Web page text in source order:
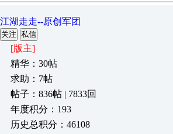
江湖走走--原创军团
关注 私信
[版主]
精华：30帖
求助：7帖
帖子：836帖 | 7833回
年度积分：193
历史总积分：46108